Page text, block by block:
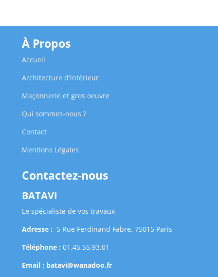
À Propos
Accueil
Architecture d'intérieur
Maçonnerie et gros oeuvre
Qui sommes-nous ?
Contact
Mentions Légales
Contactez-nous
BATAVI
Le spécialiste de vos travaux
Adresse : 5 Rue Ferdinand Fabre, 75015 Paris
Téléphone : 01.45.55.93.01
Email : batavi@wanadoo.fr